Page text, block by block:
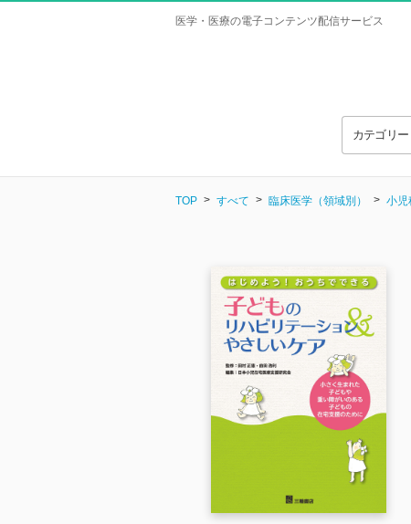
医学・医療の電子コンテンツ配信サービス
カテゴリー
TOP すべて 臨床医学（領域別） 小児